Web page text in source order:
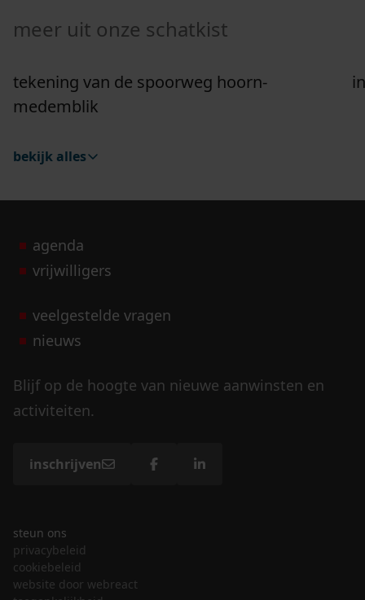
meer uit onze schatkist
tekening van de spoorweg hoorn-
medemblik
Ga naar "Tekening van de spoorweg Hoorn-
bekijk alles
agenda
vrijwilligers
veelgestelde vragen
nieuws
Blijf op de hoogte van nieuwe aanwinsten en
activiteiten.
inschrijven
steun ons
privacybeleid
cookiebeleid
website door webreact